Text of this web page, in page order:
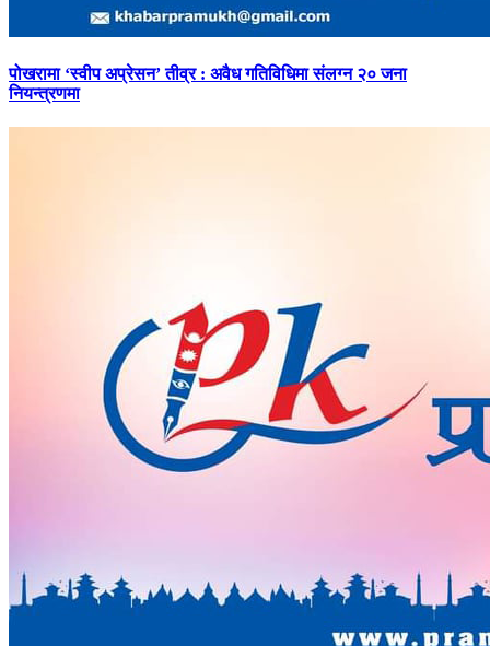
पोखरामा‘स्वीप अप्रेसन’ तीव्र : अवैध गतिविधिमा संलग्न २० जना
नियन्त्रणमा